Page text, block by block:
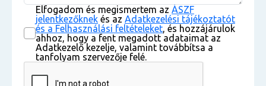
Elfogadom és megismertem az ÁSZF
jelentkezőknek és az Adatkezelési tájékoztatót
és a Felhasználási feltételeket, és hozzájárulok
ahhoz, hogy a fent megadott adataimat az
Adatkezelő kezelje, valamint továbbítsa a
tanfolyam szervezője felé.